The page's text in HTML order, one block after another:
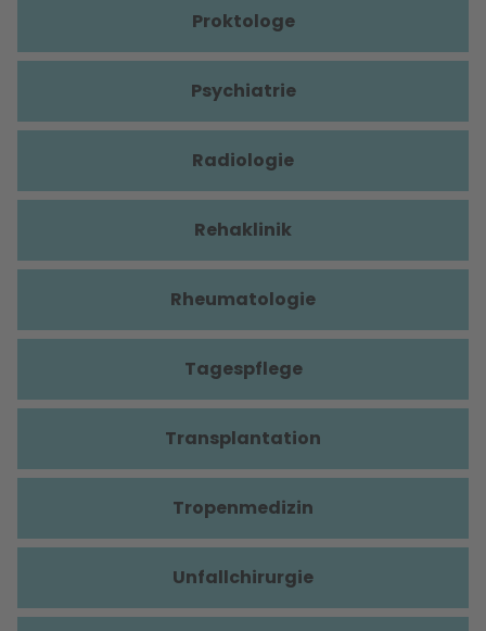
Proktologe
Psychiatrie
Radiologie
Rehaklinik
Rheumatologie
Tagespflege
Transplantation
Tropenmedizin
Unfallchirurgie